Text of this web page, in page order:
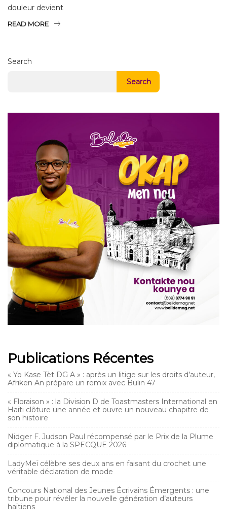
douleur devient
READ MORE
Search
Search
Publications Récentes
« Yo Kase Tèt DG A » : après un litige sur les droits d’auteur,
Afriken An prépare un remix avec Bulin 47
« Floraison » : la Division D de Toastmasters International en
Haïti clôture une année et ouvre un nouveau chapitre de
son histoire
Nidger F. Judson Paul récompensé par le Prix de la Plume
diplomatique à la SPECQUE 2026
LadyMeï célèbre ses deux ans en faisant du crochet une
véritable déclaration de mode
Concours National des Jeunes Écrivains Émergents : une
tribune pour révéler la nouvelle génération d’auteurs
haïtiens